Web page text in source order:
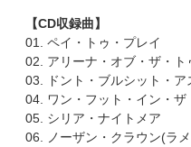
【CD収録曲】
01. ペイ・トゥ・プレイ
02. アリーナ・オブ・ザ・ト
03. ドント・ブルシット・ア
04. ワン・フット・イン・ザ
05. シリア・ナイトメア
06. ノーザン・クラウン(ラ